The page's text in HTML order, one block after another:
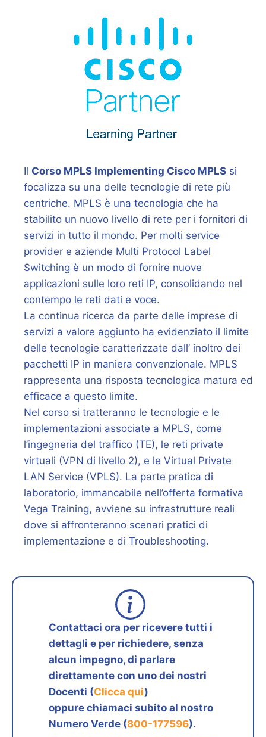
Il Corso MPLS Implementing Cisco MPLS si
focalizza su una delle tecnologie di rete più
centriche. MPLS è una tecnologia che ha
stabilito un nuovo livello di rete per i fornitori di
servizi in tutto il mondo. Per molti service
provider e aziende Multi Protocol Label
Switching è un modo di fornire nuove
applicazioni sulle loro reti IP, consolidando nel
contempo le reti dati e voce.
La continua ricerca da parte delle imprese di
servizi a valore aggiunto ha evidenziato il limite
delle tecnologie caratterizzate dall’ inoltro dei
pacchetti IP in maniera convenzionale. MPLS
rappresenta una risposta tecnologica matura ed
efficace a questo limite.
Nel corso si tratteranno le tecnologie e le
implementazioni associate a MPLS, come
l’ingegneria del traffico (TE), le reti private
virtuali (VPN di livello 2), e le Virtual Private
LAN Service (VPLS). La parte pratica di
laboratorio, immancabile nell’offerta formativa
Vega Training, avviene su infrastrutture reali
dove si affronteranno scenari pratici di
implementazione e di Troubleshooting.
Contattaci ora per ricevere tutti i
dettagli e per richiedere, senza
alcun impegno, di parlare
direttamente con uno dei nostri
Docenti (Clicca qui)
oppure chiamaci subito al nostro
Numero Verde (800-177596).